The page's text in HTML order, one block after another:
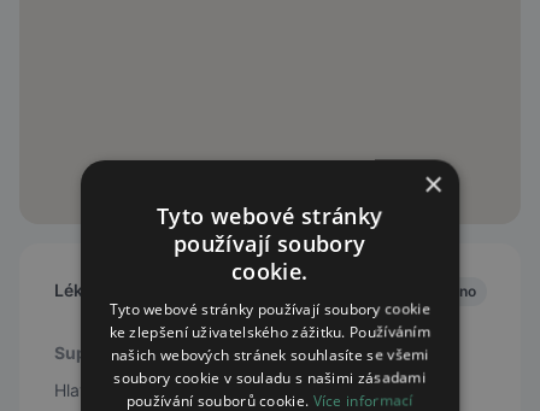
Lékárna AVE Zavřeno
Supermarket ALBERT
Hlavní 1485, Frýdlant nad Ostravicí, 73911
×
Tyto webové stránky
používají soubory
cookie.
Tyto webové stránky používají soubory cookie
ke zlepšení uživatelského zážitku. Používáním
našich webových stránek souhlasíte se všemi
soubory cookie v souladu s našimi zásadami
používání souborů cookie. Více informací